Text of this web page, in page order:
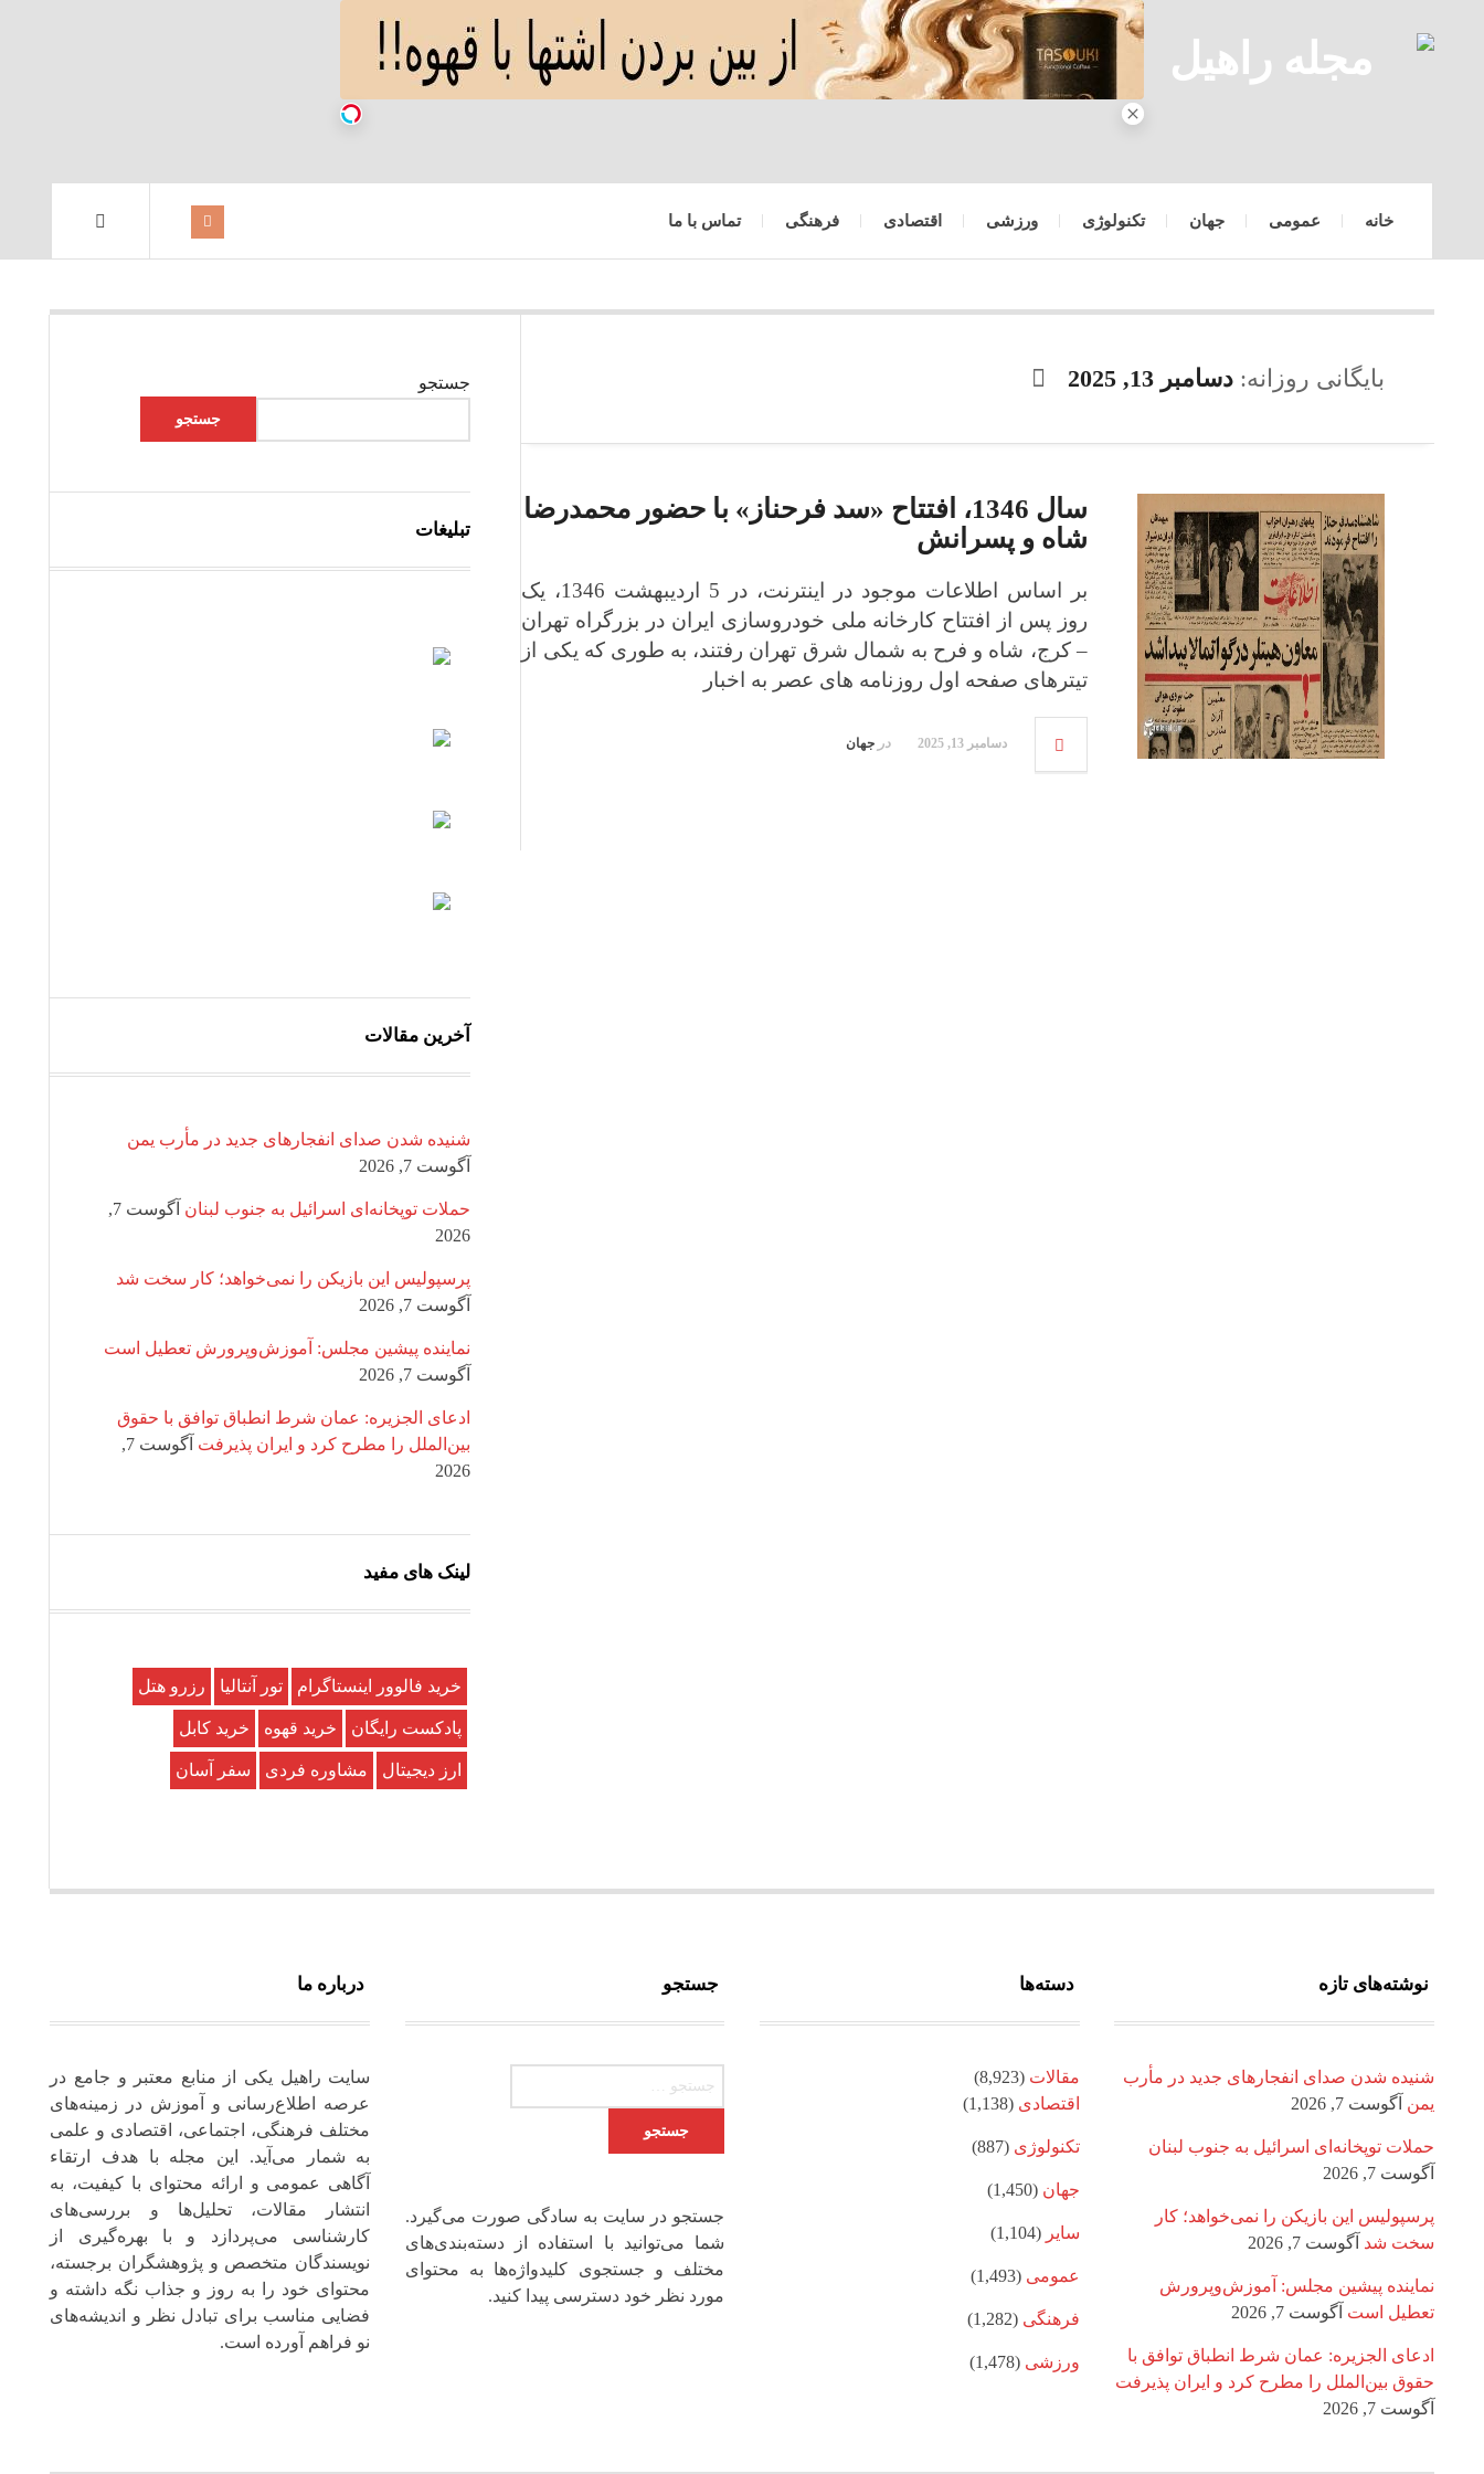
خانه عمومی جهان تکنولوژی ورزشی اقتصادی فرهنگی تماس با ما
بایگانی روزانه: دسامبر 13, 2025
سال 1346، افتتاح «سد فرحناز» با حضور محمدرضا
شاه و پسرانش
بر اساس اطلاعات موجود در اینترنت، در 5 اردیبهشت 1346، یک
روز پس از افتتاح کارخانه ملی خودروسازی ایران در بزرگراه تهران
– کرج، شاه و فرح به شمال شرق تهران رفتند، به طوری که یکی از
تیترهای صفحه اول روزنامه های عصر به اخبار
دسامبر 13, 2025 در جهان
جستجو
جستجو
تبلیغات
آخرین مقالات
شنیده شدن صدای انفجارهای جدید در مأرب یمن
آگوست 7, 2026
حملات توپخانه‌ای اسرائیل به جنوب لبنان
آگوست 7,
2026
پرسپولیس این بازیکن را نمی‌خواهد؛ کار سخت شد
آگوست 7, 2026
نماینده پیشین مجلس: آموزش‌وپرورش تعطیل است
آگوست 7, 2026
ادعای الجزیره: عمان شرط انطباق توافق با حقوق
بین‌الملل را مطرح کرد و ایران پذیرفت
آگوست 7,
2026
لینک های مفید
خرید فالوور اینستاگرام تور آنتالیا رزرو هتل
پادکست رایگان خرید قهوه خرید کابل
ارز دیجیتال مشاوره فردی سفر آسان
نوشته‌های تازه
شنیده شدن صدای انفجارهای جدید در مأرب
یمن آگوست 7, 2026
حملات توپخانه‌ای اسرائیل به جنوب لبنان
آگوست 7, 2026
پرسپولیس این بازیکن را نمی‌خواهد؛ کار
سخت شد آگوست 7, 2026
نماینده پیشین مجلس: آموزش‌وپرورش
تعطیل است آگوست 7, 2026
ادعای الجزیره: عمان شرط انطباق توافق با
حقوق بین‌الملل را مطرح کرد و ایران پذیرفت
آگوست 7, 2026
دسته‌ها
مقالات (8,923)
اقتصادی (1,138)
تکنولوژی (887)
جهان (1,450)
سایر (1,104)
عمومی (1,493)
فرهنگی (1,282)
ورزشی (1,478)
جستجو
جستجو در سایت به سادگی صورت می‌گیرد.
شما می‌توانید با استفاده از دسته‌بندی‌های
مختلف و جستجوی کلیدواژه‌ها به محتوای
مورد نظر خود دسترسی پیدا کنید.
درباره ما
سایت راهیل یکی از منابع معتبر و جامع در
عرصه اطلاع‌رسانی و آموزش در زمینه‌های
مختلف فرهنگی، اجتماعی، اقتصادی و علمی
به شمار می‌آید. این مجله با هدف ارتقاء
آگاهی عمومی و ارائه محتوای با کیفیت، به
انتشار مقالات، تحلیل‌ها و بررسی‌های
کارشناسی می‌پردازد و با بهره‌گیری از
نویسندگان متخصص و پژوهشگران برجسته،
محتوای خود را به‌ روز و جذاب نگه‌ داشته و
فضایی مناسب برای تبادل نظر و اندیشه‌های
نو فراهم آورده است.